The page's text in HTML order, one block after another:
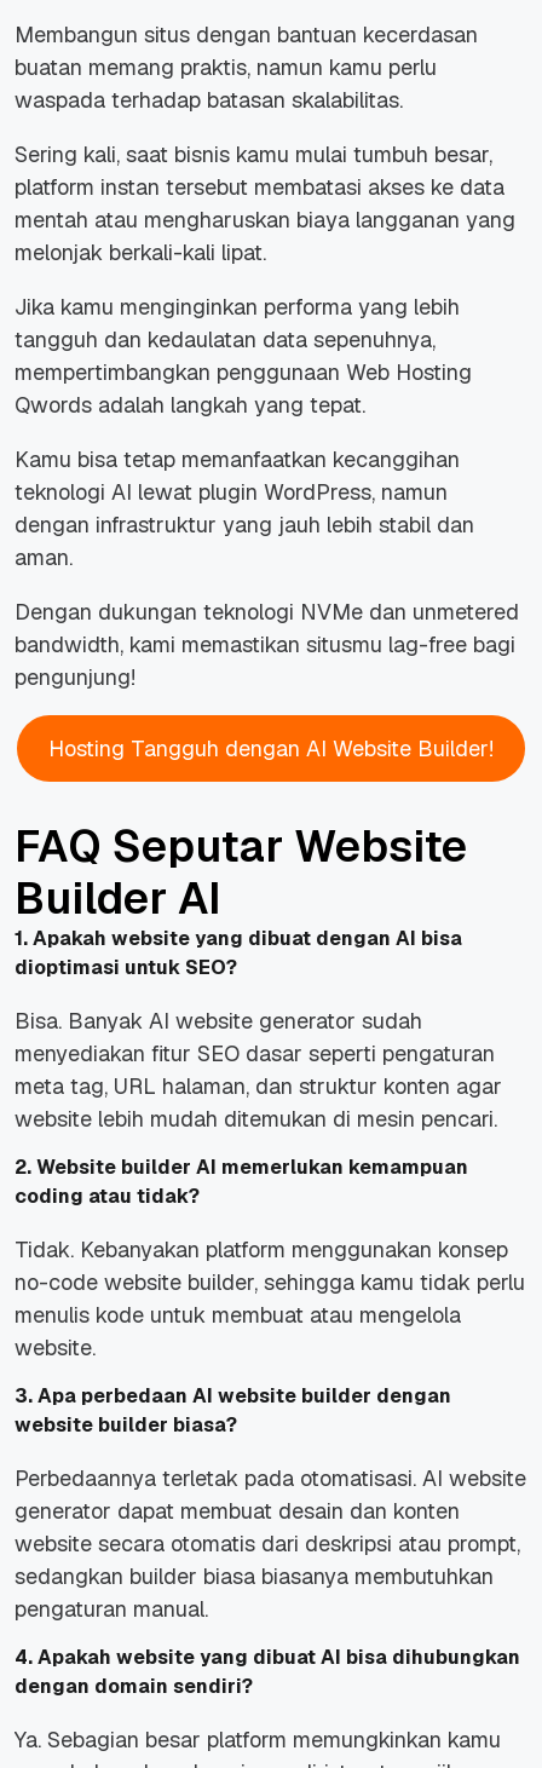
Membangun situs dengan bantuan kecerdasan
buatan memang praktis, namun kamu perlu
waspada terhadap batasan skalabilitas.
Sering kali, saat bisnis kamu mulai tumbuh besar,
platform instan tersebut membatasi akses ke data
mentah atau mengharuskan biaya langganan yang
melonjak berkali-kali lipat.
Jika kamu menginginkan performa yang lebih
tangguh dan kedaulatan data sepenuhnya,
mempertimbangkan penggunaan Web Hosting
Qwords adalah langkah yang tepat.
Kamu bisa tetap memanfaatkan kecanggihan
teknologi AI lewat plugin WordPress, namun
dengan infrastruktur yang jauh lebih stabil dan
aman.
Dengan dukungan teknologi NVMe dan unmetered
bandwidth, kami memastikan situsmu lag-free bagi
pengunjung!
Hosting Tangguh dengan AI Website Builder!
FAQ Seputar Website
Builder AI
1. Apakah website yang dibuat dengan AI bisa
dioptimasi untuk SEO?
Bisa. Banyak AI website generator sudah
menyediakan fitur SEO dasar seperti pengaturan
meta tag, URL halaman, dan struktur konten agar
website lebih mudah ditemukan di mesin pencari.
2. Website builder AI memerlukan kemampuan
coding atau tidak?
Tidak. Kebanyakan platform menggunakan konsep
no-code website builder, sehingga kamu tidak perlu
menulis kode untuk membuat atau mengelola
website.
3. Apa perbedaan AI website builder dengan
website builder biasa?
Perbedaannya terletak pada otomatisasi. AI website
generator dapat membuat desain dan konten
website secara otomatis dari deskripsi atau prompt,
sedangkan builder biasa biasanya membutuhkan
pengaturan manual.
4. Apakah website yang dibuat AI bisa dihubungkan
dengan domain sendiri?
Ya. Sebagian besar platform memungkinkan kamu